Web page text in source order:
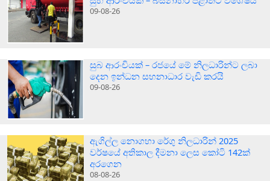
09-08-26
සුබ ආරංචියක් – රජයේ මේ නිලධාරින්ට ලබා
දෙන ඉන්ධන සහනාධාර වැඩි කරයි
09-08-26
ඇගිල්ල නොගහා රේගු නිලධාරින් 2025
වර්ෂයේ අතිකාල දීමනා ලෙස කෝටි 142ක්
අරගෙන
08-08-26